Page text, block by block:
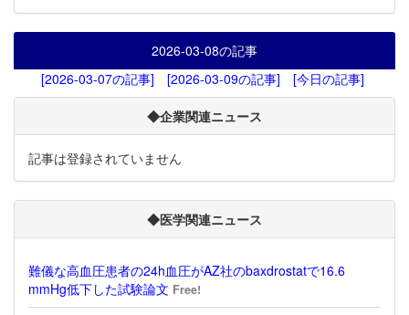
2026-03-08の記事
[2026-03-07の記事]
[2026-03-09の記事] [今日の記事]
◆企業関連ニュース
記事は登録されていません
◆医学関連ニュース
難儀な高血圧患者の24h血圧がAZ社のbaxdrostatで16.6
mmHg低下した試験論文 Free!